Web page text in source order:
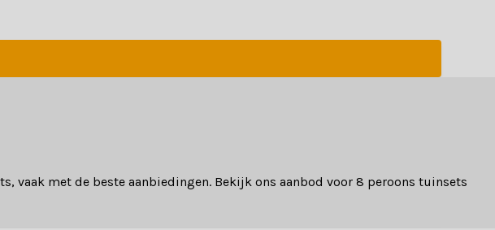
vaak met de beste aanbiedingen. Bekijk ons aanbod voor 8 peroons tuinsets